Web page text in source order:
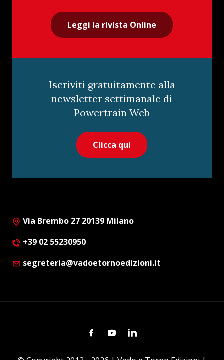
Leggi la rivista Online
Iscriviti gratuitamente alla
newsletter settimanale di
Powertrain Web
Clicca qui
Via Brembo 27 20139 Milano
+39 02 55230950
segreteria@vadoetornoedizioni.it
FacebookYoutubeLinkedin